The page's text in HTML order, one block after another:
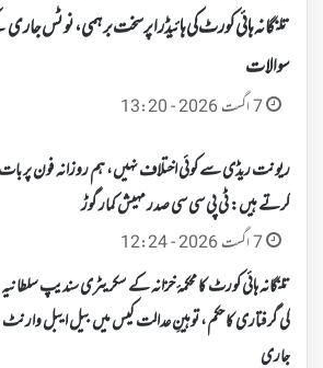
تلنگانہ ہائی کورٹ کی ہائیڈرا پر سخت برہمی، نوٹس جاری
سوالات
7 اگست 2026 - 13:20
ریونت ریڈی سے کوئی اختلاف نہیں، ہم روزانہ فون پر بات
کرتے ہیں: ٹی پی سی سی صدر مہیش کمار گوڑ
7 اگست 2026 - 12:24
تلنگانہ ہائی کورٹ کا محکمۂ خزانہ کے سکریٹری سندیپ سلطانیہ
کی گرفتاری کا حکم، توہینِ عدالت کیس میں بیل ایبل وارنٹ
جاری